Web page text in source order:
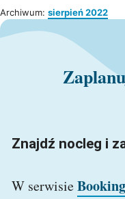
Archiwum: sierpień 2022
Znajdź nocleg i
W serwisie